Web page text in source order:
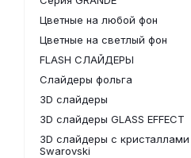
Цветные на любой фон
Цветные на светлый фон
FLASH СЛАЙДЕРЫ
Слайдеры фольга
3D слайдеры
3D слайдеры GLASS EFFECT
3D слайдеры с кристаллами
Swarovski